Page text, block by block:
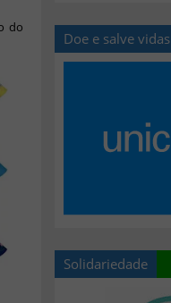
do
Doe e salve vidas
Solidariedade